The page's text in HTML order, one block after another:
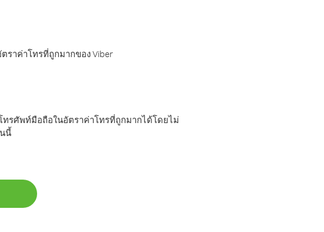
ราค่าโทรที่ถูกมากของ Viber
รศัพท์มือถือในอัตราค่าโทรที่ถูกมากได้โดยไม่
นี้